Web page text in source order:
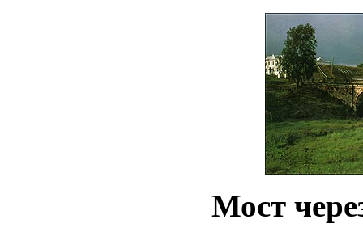
Мост